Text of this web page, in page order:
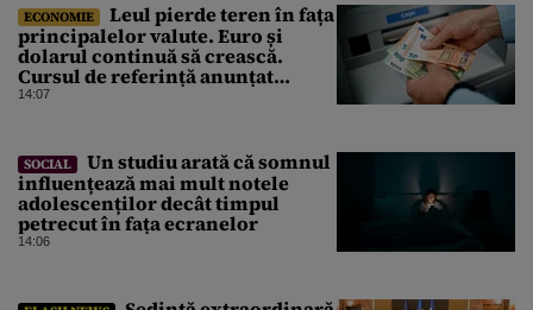
ECONOMIE
Leul pierde teren în fața
principalelor valute. Euro și
dolarul continuă să crească.
Cursul de referință anunțat
pentru vineri de BNR
14:07
SOCIAL
Un studiu arată că somnul
influențează mai mult notele
adolescenților decât timpul
petrecut în fața ecranelor
14:06